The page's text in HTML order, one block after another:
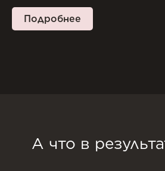
Подробнее
А что в